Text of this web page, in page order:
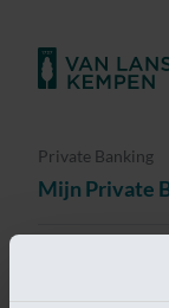
Private Banking
Mijn Private